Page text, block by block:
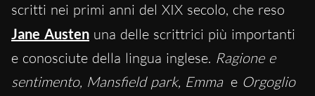
scritti nei primi anni del XIX secolo, che reso
Jane Austen una delle scrittrici più importanti
e conosciute della lingua inglese. Ragione e
sentimento, Mansfield park, Emma e Orgoglio